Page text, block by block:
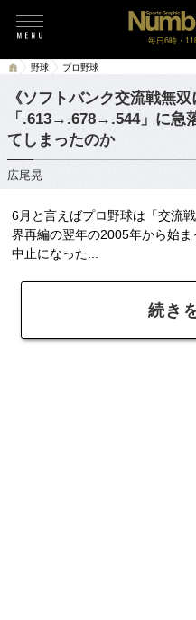
毎日6時・
野球 プロ野球
《ソフトバンク交流戦無
「.613→.678→.544」に急
てしまったのか
広尾晃
6月と言えばプロ野球は「交流
界再編の翌年の2005年から始
中止になった...
続き